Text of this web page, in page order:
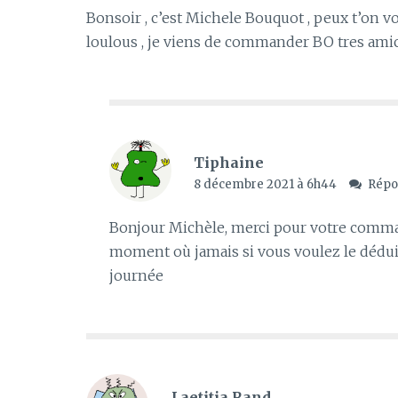
Bonsoir , c’est Michele Bouquot , peux t’on
loulous , je viens de commander BO tres
Tiphaine
8 décembre 2021 à 6h44
Bonjour Michèle, merci pour votre
moment où jamais si vous voulez le
journée